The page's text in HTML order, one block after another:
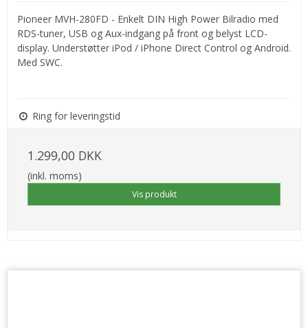
Pioneer MVH-280FD - Enkelt DIN High Power Bilradio med
RDS-tuner, USB og Aux-indgang på front og belyst LCD-
display. Understøtter iPod / iPhone Direct Control og Android.
Med SWC.
Ring for leveringstid
1.299,00 DKK
(inkl. moms)
Vis produkt